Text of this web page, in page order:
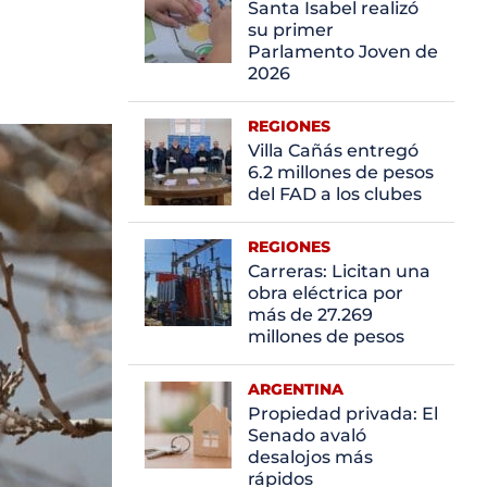
Santa Isabel realizó
su primer
Parlamento Joven de
2026
REGIONES
Villa Cañás entregó
6.2 millones de pesos
del FAD a los clubes
REGIONES
Carreras: Licitan una
obra eléctrica por
más de 27.269
millones de pesos
ARGENTINA
Propiedad privada: El
Senado avaló
desalojos más
rápidos